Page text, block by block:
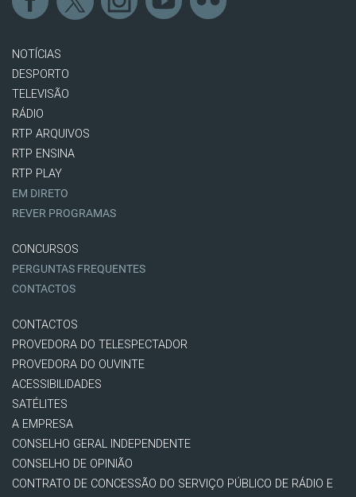
NOTÍCIAS
DESPORTO
TELEVISÃO
RÁDIO
RTP ARQUIVOS
RTP ENSINA
RTP PLAY
EM DIRETO
REVER PROGRAMAS
CONCURSOS
PERGUNTAS FREQUENTES
CONTACTOS
CONTACTOS
PROVEDORA DO TELESPECTADOR
PROVEDORA DO OUVINTE
ACESSIBILIDADES
SATÉLITES
A EMPRESA
CONSELHO GERAL INDEPENDENTE
CONSELHO DE OPINIÃO
CONTRATO DE CONCESSÃO DO SERVIÇO PÚBLICO DE RÁDIO E